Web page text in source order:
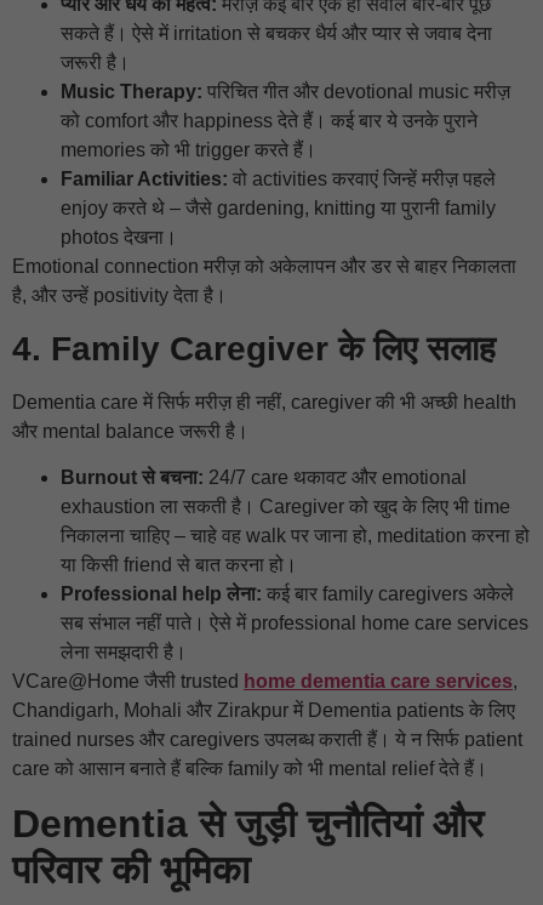
प्यार और धैर्य का महत्व: मरीज़ कई बार एक ही सवाल बार-बार पूछ
सकते हैं। ऐसे में irritation से बचकर धैर्य और प्यार से जवाब देना
जरूरी है।
Music Therapy: परिचित गीत और devotional music मरीज़
को comfort और happiness देते हैं। कई बार ये उनके पुराने
memories को भी trigger करते हैं।
Familiar Activities: वो activities करवाएं जिन्हें मरीज़ पहले
enjoy करते थे – जैसे gardening, knitting या पुरानी family
photos देखना।
Emotional connection मरीज़ को अकेलापन और डर से बाहर निकालता
है, और उन्हें positivity देता है।
4. Family Caregiver के लिए सलाह
Dementia care में सिर्फ मरीज़ ही नहीं, caregiver की भी अच्छी health
और mental balance जरूरी है।
Burnout से बचना: 24/7 care थकावट और emotional
exhaustion ला सकती है। Caregiver को खुद के लिए भी time
निकालना चाहिए – चाहे वह walk पर जाना हो, meditation करना हो
या किसी friend से बात करना हो।
Professional help लेना: कई बार family caregivers अकेले
सब संभाल नहीं पाते। ऐसे में professional home care services
लेना समझदारी है।
VCare@Home जैसी trusted home dementia care services,
Chandigarh, Mohali और Zirakpur में Dementia patients के लिए
trained nurses और caregivers उपलब्ध कराती हैं। ये न सिर्फ patient
care को आसान बनाते हैं बल्कि family को भी mental relief देते हैं।
Dementia से जुड़ी चुनौतियां और
परिवार की भूमिका